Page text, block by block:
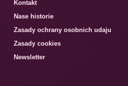
Kontakt
Nase historie
Zasady ochrany osobnich udaju
Zasady cookies
Newsletter